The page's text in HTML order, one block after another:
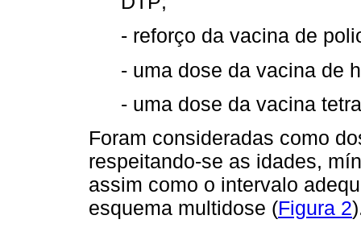
- reforço da vacina de
- uma dose da vacina de
- uma dose da vacina
Foram consideradas como
respeitando-se as idades,
assim como o intervalo
esquema multidose (Figura 2